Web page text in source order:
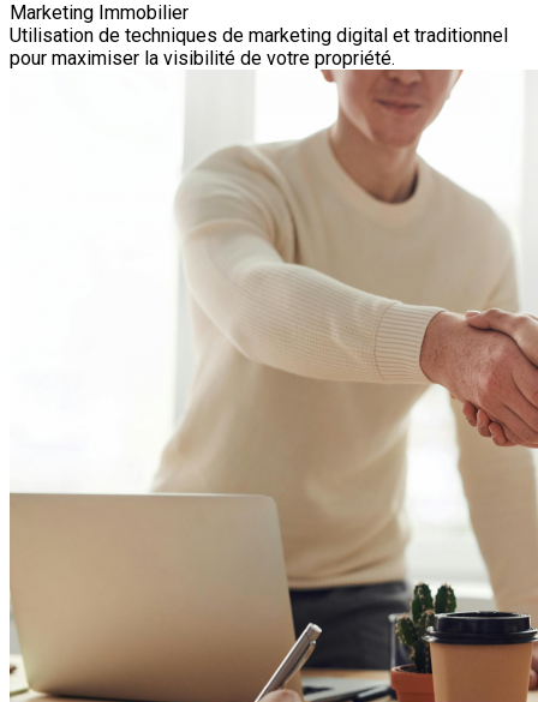
Marketing Immobilier
Utilisation de techniques de marketing digital et traditionnel
pour maximiser la visibilité de votre propriété.